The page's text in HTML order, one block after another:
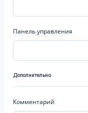
Панель управления
Дополнительно
Комментарий